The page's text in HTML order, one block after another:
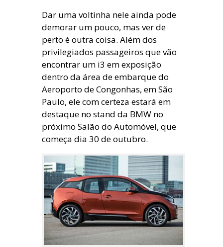
Dar uma voltinha nele ainda pode
demorar um pouco, mas ver de
perto é outra coisa. Além dos
privilegiados passageiros que vão
encontrar um i3 em exposição
dentro da área de embarque do
Aeroporto de Congonhas, em São
Paulo, ele com certeza estará em
destaque no stand da BMW no
próximo Salão do Automóvel, que
começa dia 30 de outubro.